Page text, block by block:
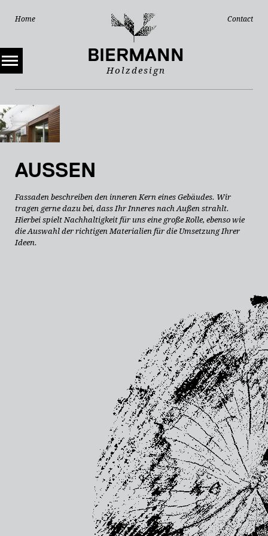
BIERMANN
Holzdesign
Navigation
Home
Navigation
Contact
AUSSEN
Fassaden beschreiben den inneren Kern eines Gebäudes. Wir
tragen gerne dazu bei, dass Ihr Inneres nach Außen strahlt.
Hierbei spielt Nachhaltigkeit für uns eine große Rolle, ebenso wie
die Auswahl der richtigen Materialien für die Umsetzung Ihrer
Ideen.